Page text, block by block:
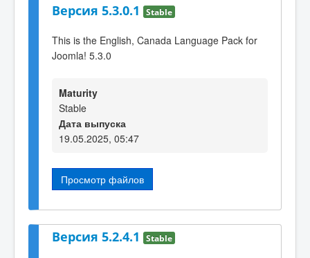
Версия 5.3.0.1 Stable
This is the English, Canada Language Pack for
Joomla! 5.3.0
Maturity
Stable
Дата выпуска
19.05.2025, 05:47
Просмотр файлов
Версия 5.2.4.1 Stable